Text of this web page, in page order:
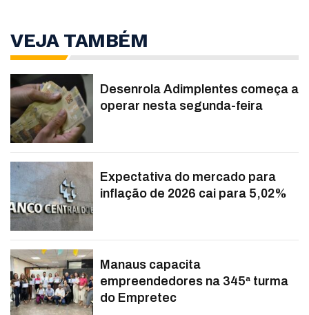
VEJA TAMBÉM
Desenrola Adimplentes começa a
operar nesta segunda-feira
Expectativa do mercado para
inflação de 2026 cai para 5,02%
Manaus capacita
empreendedores na 345ª turma
do Empretec